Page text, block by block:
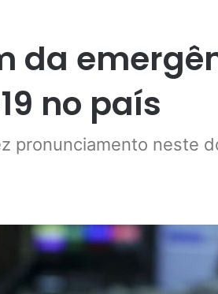
da
no país
pronunciamento neste